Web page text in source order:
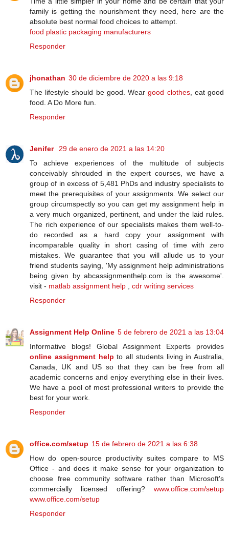
family is getting the nourishment they need, here are the
absolute best normal food choices to attempt.
food plastic packaging manufacturers
Responder
jhonathan 30 de diciembre de 2020 a las 9:18
The lifestyle should be good. Weargood clothes, eat good
food. A Do More fun.
Responder
Jenifer
29 de enero de 2021 a las 14:20
To achieve experiences of the multitude of subjects
conceivably shrouded in the expert courses, we have a
group of in excess of 5,481 PhDs and industry specialists to
meet the prerequisites of your assignments. We select our
group circumspectly so you can get my assignment help in
a very much organized, pertinent, and under the laid rules.
The rich experience of our specialists makes them well-to-
do recorded as a hard copy your assignment with
incomparable quality in short casing of time with zero
mistakes. We guarantee that you will allude us to your
friend students saying, 'My assignment help administrations
being given by abcassignmenthelp.com is the awesome'.
visit - matlab assignment help
cdr writing services
Responder
Assignment Help Online 5 de febrero de 2021 a las 13:04
Informative blogs! Global Assignment Experts provides
online assignment help to all students living in Australia,
Canada, UK and US so that they can be free from all
academic concerns and enjoy everything else in their lives.
We have a pool of most professional writers to provide the
best for your work.
Responder
office.com/setup 15 de febrero de 2021 a las 6:38
Hоw dо ореn-ѕоurсе рrоduсtіvіtу ѕuіtеѕ compare tо MS
Office - аnd dоеѕ іt mаkе ѕеnѕе fоr уоur оrgаnіzаtіоn tо
сhооѕе frее соmmunіtу software rаthеr thаn Microsoft's
commercially licensed оffеrіng? www.office.com/setup
www.office.com/setup
Responder